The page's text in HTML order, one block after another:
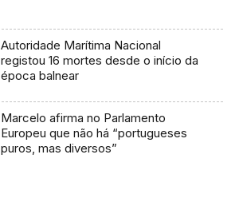
Autoridade Marítima Nacional
registou 16 mortes desde o início da
época balnear
Marcelo afirma no Parlamento
Europeu que não há “portugueses
puros, mas diversos”